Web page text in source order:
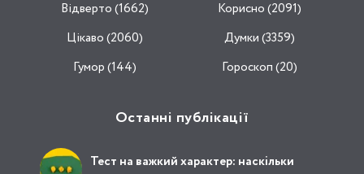
Відвертo (1662)
Корисно (2091)
Цікаво (2060)
Думки (3359)
Гумор (144)
Гороскоп (20)
Останні публікації
Тест на важкий характер: наскільки